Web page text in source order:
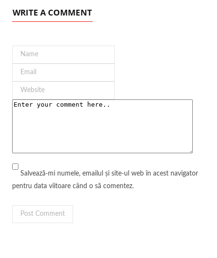
WRITE A COMMENT
Salvează-mi numele, emailul și site-ul web în acest navigator
pentru data viitoare când o să comentez.